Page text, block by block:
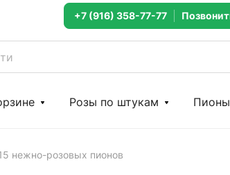
+7 (916) 358-77-77
Розы по штукам Пионы
нежно-розовых пионов